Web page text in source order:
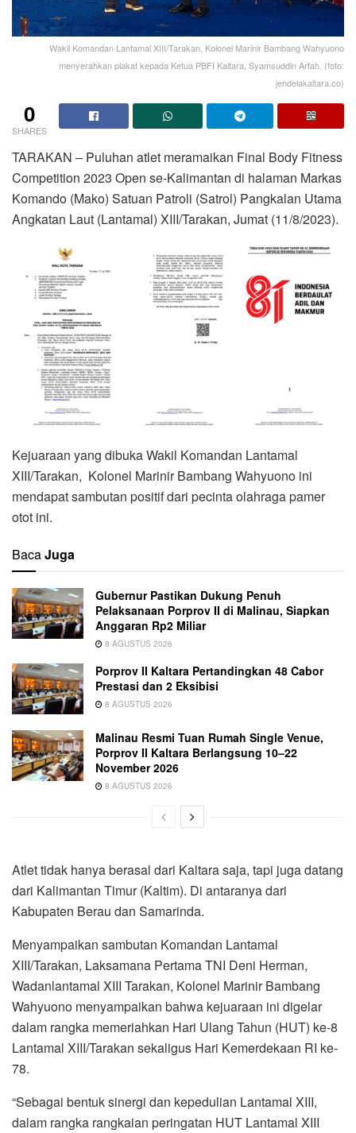
Wakil Komandan Lantamal XIII/Tarakan, Kolonel Marinir Bambang Wahyuono
menyerahkan plakat kepada Ketua PBFI Kaltara, Syamsuddin Arfah. (foto:
jendelakaltara.co)
0
SHARES
TARAKAN – Puluhan atlet meramaikan Final Body Fitness
Competition 2023 Open se-Kalimantan di halaman Markas
Komando (Mako) Satuan Patroli (Satrol) Pangkalan Utama
Angkatan Laut (Lantamal) XIII/Tarakan, Jumat (11/8/2023).
Kejuaraan yang dibuka Wakil Komandan Lantamal
XIII/Tarakan, Kolonel Marinir Bambang Wahyuono ini
mendapat sambutan positif dari pecinta olahraga pamer
otot ini.
BacaJuga
Gubernur Pastikan Dukung Penuh
Pelaksanaan Porprov II di Malinau, Siapkan
Anggaran Rp2 Miliar
8 AGUSTUS 2026
Porprov II Kaltara Pertandingkan 48 Cabor
Prestasi dan 2 Eksibisi
8 AGUSTUS 2026
Malinau Resmi Tuan Rumah Single Venue,
Porprov II Kaltara Berlangsung 10–22
November 2026
8 AGUSTUS 2026
Atlet tidak hanya berasal dari Kaltara saja, tapi juga datang
dari Kalimantan Timur (Kaltim). Di antaranya dari
Kabupaten Berau dan Samarinda.
Menyampaikan sambutan Komandan Lantamal
XIII/Tarakan, Laksamana Pertama TNI Deni Herman,
Wadanlantamal XIII Tarakan, Kolonel Marinir Bambang
Wahyuono menyampaikan bahwa kejuaraan ini digelar
dalam rangka memeriahkan Hari Ulang Tahun (HUT) ke-8
Lantamal XIII/Tarakan sekaligus Hari Kemerdekaan RI ke-
78.
“Sebagai bentuk sinergi dan kepedulian Lantamal XIII,
dalam rangka rangkaian peringatan HUT Lantamal XIII